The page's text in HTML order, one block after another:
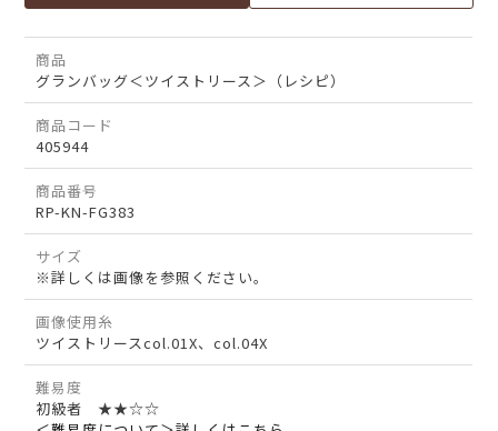
商品
グランバッグ＜ツイストリース＞（レシピ）
商品コード
405944
商品番号
RP-KN-FG383
サイズ
※詳しくは画像を参照ください。
画像使用糸
ツイストリースcol.01X、col.04X
難易度
初級者 ★★☆☆